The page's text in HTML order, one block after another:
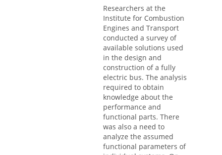
Researchers at the
Institute for Combustion
Engines and Transport
conducted a survey of
available solutions used
in the design and
construction of a fully
electric bus. The analysis
required to obtain
knowledge about the
performance and
functional parts. There
was also a need to
analyze the assumed
functional parameters of